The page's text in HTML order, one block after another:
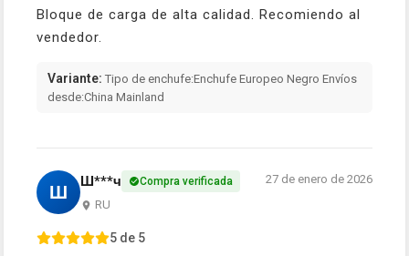
Bloque de carga de alta calidad. Recomiendo al
vendedor.
Variante: Tipo de enchufe:Enchufe Europeo Negro Envíos
desde:China Mainland
Ш Ш***ч Compra verificada
RU
27 de enero de 2026
5 de 5